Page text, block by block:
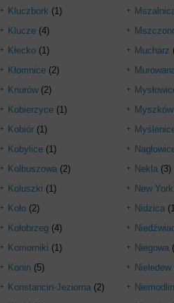
Kluczbork (1)
Klucze (4)
Kłecko (1)
Kłomnice (2)
Knurów (2)
Kobierzyce (1)
Kobiór (1)
Kobylice (1)
Kolbuszowa (2)
Koluszki (1)
Koło (2)
Kołobrzeg (4)
Komorniki (1)
Konin (5)
Konstancin-Jeziorna (2)
Mucharz
Myszków
Nekla (3)
New York
Nidzica
Niegowa
Nieledew
Niemodlin